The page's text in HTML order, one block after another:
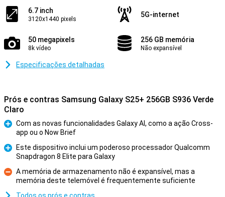
6.7 inch
3120x1440 pixels
5G-internet
50 megapixels
8k vídeo
256 GB memória
Não expansível
Especificações detalhadas
Prós e contras Samsung Galaxy S25+ 256GB S936 Verde
Claro
Prós
Com as novas funcionalidades Galaxy AI, como a ação Cross-
app ou o Now Brief
Prós
Este dispositivo inclui um poderoso processador Qualcomm
Snapdragon 8 Elite para Galaxy
Contras
A memória de armazenamento não é expansível, mas a
memória deste telemóvel é frequentemente suficiente